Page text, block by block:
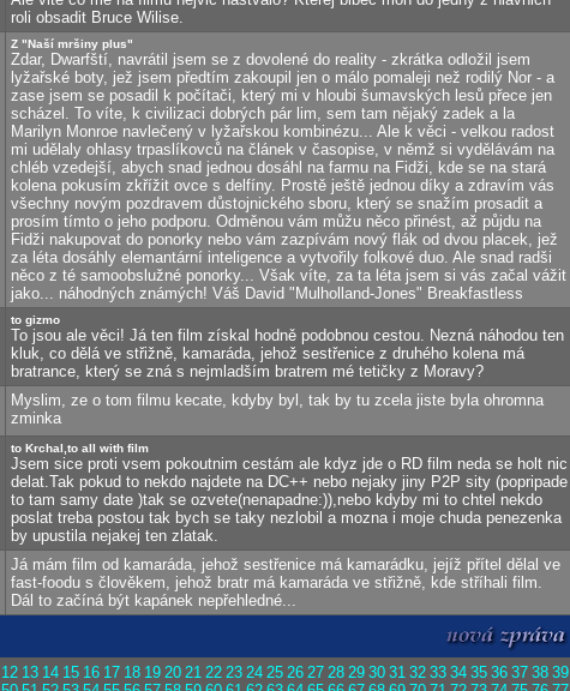
roli obsadit Bruce Wilise.
Z "Naší mršiny plus"
Zdar, Dwarfští, navrátil jsem se z dovolené do reality - zkrátka odložil jsem
lyžařské boty, jež jsem předtím zakoupil jen o málo pomaleji než rodilý Nor - a
zase jsem se posadil k počítači, který mi v hloubi šumavských lesů přece jen
scházel. To víte, k civilizaci dobrých pár lim, sem tam nějaký zadek a la
Marilyn Monroe navlečený v lyžařskou kombinézu... Ale k věci - velkou radost
mi udělaly ohlasy trpaslíkovců na článek v časopise, v němž si vydělávám na
chléb vzedejší, abych snad jednou dosáhl na farmu na Fidži, kde se na stará
kolena pokusím zkřížit ovce s delfíny. Prostě ještě jednou díky a zdravím vás
všechny novým pozdravem důstojnického sboru, který se snažím prosadit a
prosím tímto o jeho podporu. Odměnou vám můžu něco přinést, až půjdu na
Fidži nakupovat do ponorky nebo vám zazpívám nový flák od dvou placek, jež
za léta dosáhly elemantární inteligence a vytvořily folkové duo. Ale snad radši
něco z té samoobslužné ponorky... Však víte, za ta léta jsem si vás začal vážit
jako... náhodných známých! Váš David "Mulholland-Jones" Breakfastless
to gizmo
To jsou ale věci! Já ten film získal hodně podobnou cestou. Nezná náhodou ten
kluk, co dělá ve střižně, kamaráda, jehož sestřenice z druhého kolena má
bratrance, který se zná s nejmladším bratrem mé tetičky z Moravy?
Myslim, ze o tom filmu kecate, kdyby byl, tak by tu zcela jiste byla ohromna
zminka
to Krchal,to all with film
Jsem sice proti vsem pokoutnim cestám ale kdyz jde o RD film neda se holt nic
delat.Tak pokud to nekdo najdete na DC++ nebo nejaky jiny P2P sity (popripade
to tam samy date )tak se ozvete(nenapadne:)),nebo kdyby mi to chtel nekdo
poslat treba postou tak bych se taky nezlobil a mozna i moje chuda penezenka
by upustila nejakej ten zlatak.
Já mám film od kamaráda, jehož sestřenice má kamarádku, jejíž přítel dělal ve
fast-foodu s člověkem, jehož bratr má kamaráda ve střižně, kde stříhali film.
Dál to začíná být kapánek nepřehledné...
12 13 14 15 16 17 18 19 20 21 22 23 24 25 26 27 28 29 30 31 32 33 34 35 36 37 38 39